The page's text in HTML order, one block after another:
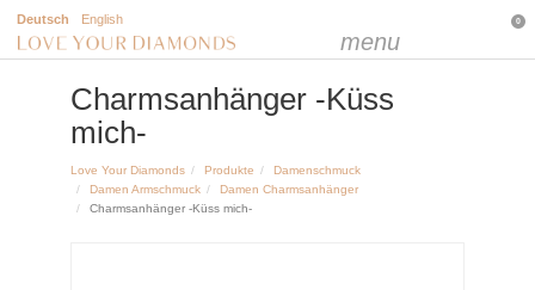
Deutsch English
menu
0
Charmsanhänger -Küss
mich-
Love Your Diamonds Produkte
Damenschmuck
Damen Armschmuck
Damen Charmsanhänger
Charmsanhänger -Küss mich-